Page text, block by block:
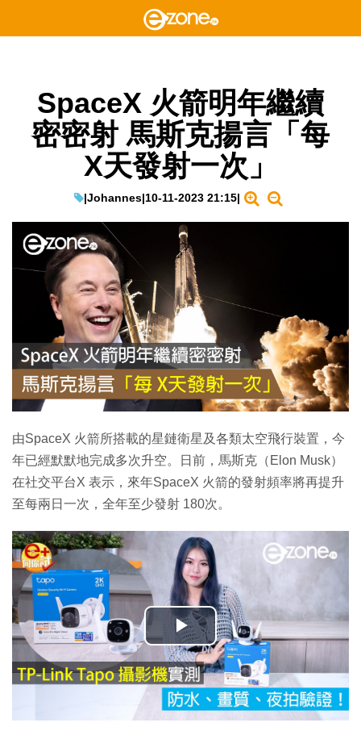
SpaceX 火箭明年繼續
密密射 馬斯克揚言「每
X天發射一次」
|Johannes|10-11-2023 21:15|
由SpaceX 火箭所搭載的星鏈衛星及各類太空飛行裝置，今
年已經默默地完成多次升空。日前，馬斯克（Elon Musk）
在社交平台X 表示，來年SpaceX 火箭的發射頻率將再提升
至每兩日一次，全年至少發射 180次。
播
放
影